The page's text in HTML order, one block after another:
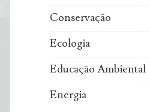
Conservação
Ecologia
Educação Ambiental
Energia